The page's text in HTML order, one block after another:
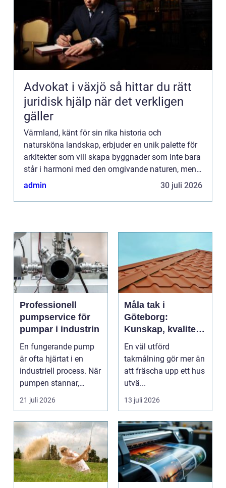
Advokat i växjö så hittar du rätt
juridisk hjälp när det verkligen
gäller
Värmland, känt för sin rika historia och
natursköna landskap, erbjuder en unik palette för
arkitekter som vill skapa byggnader som inte bara
står i harmoni med den omgivande naturen, men
också uppfyller dagens kra...
admin 30 juli 2026
Professionell
pumpservice för
pumpar i industrin
En fungerande pump
är ofta hjärtat i en
industriell process. När
pumpen stannar,
stan...
21 juli 2026
Måla tak i
Göteborg:
Kunskap, kvalitet
och långsiktigt
skydd vid
takmålning i
Göteborg
En väl utförd
takmålning gör mer än
att fräscha upp ett hus
utvä...
13 juli 2026